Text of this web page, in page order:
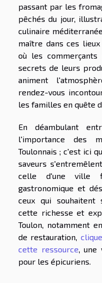
passant par les
pêchés du jour,
culinaire
maître dans ces
où les
secrets de leurs
animent
rendez-vous
les familles en quête
En déambulant
l'importance des
Toulonnais ; c'est ici
saveurs
celle d'une ville
gastronomique et
ceux qui souhaitent
cette richesse et
Toulon, notamment
de restauration,
cette ressource, une
pour les épicuriens.